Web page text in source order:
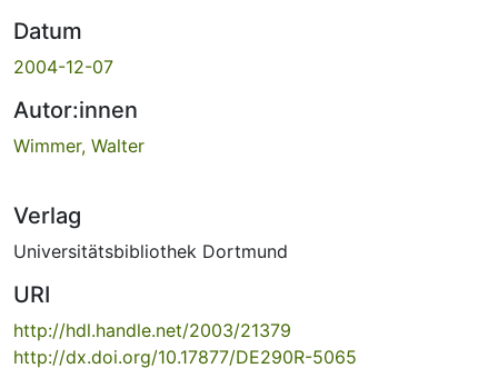
Datum
2004-12-07
Autor:innen
Wimmer, Walter
Verlag
Universitätsbibliothek Dortmund
URI
http://hdl.handle.net/2003/21379
http://dx.doi.org/10.17877/DE290R-5065